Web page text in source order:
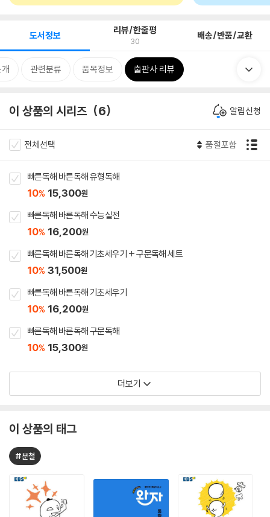
도서정보 리뷰/한줄평
30 배송/반품/교환
관련분류 품목정보 출판사 리뷰
이 상품의 시리즈 6 알림신청
전체선택 품절포함
빠른독해 바른독해 유형독해
10% 15,300원
빠른독해 바른독해 수능실전
10% 16,200원
빠른독해 바른독해 기초세우기 + 구문독해 세트
10% 31,500원
빠른독해 바른독해 기초세우기
10% 16,200원
빠른독해 바른독해 구문독해
10% 15,300원
더보기
이 상품의 태그
#분철